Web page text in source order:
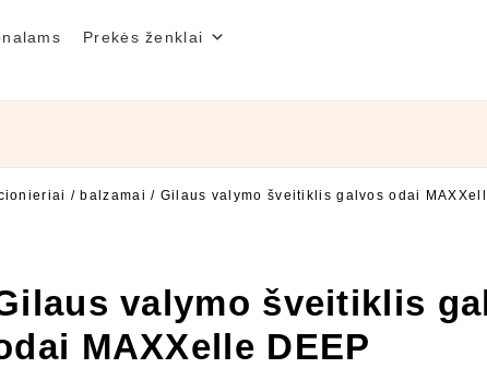
Prekės ženklai
/ balzamai / Gilaus valymo šveitiklis galvos odai
valymo šveitiklis
MAXXelle DEEP